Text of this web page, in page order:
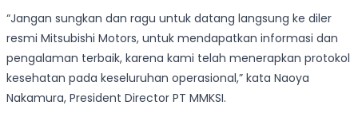
“Jangan sungkan dan ragu untuk datang langsung ke diler
resmi Mitsubishi Motors, untuk mendapatkan informasi dan
pengalaman terbaik, karena kami telah menerapkan protokol
kesehatan pada keseluruhan operasional,” kata Naoya
Nakamura, President Director PT MMKSI.